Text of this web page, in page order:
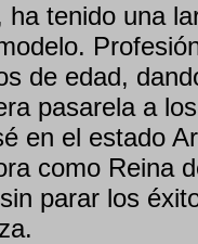
tenido una
de edad,
pasarela a
en el estado
como Reina
parar los